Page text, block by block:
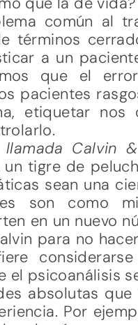
común al
términos
a un
que el
pacientes
etiquetar
llamada Calvin
tigre de
sean una
son como
en un nuevo
para no
el psicoanálisis
absolutas
Por